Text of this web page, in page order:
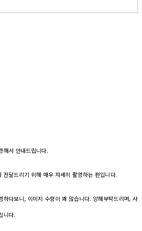
해서 안내드립니다.
전달드리기 위해 매우 자세히 촬영하는 편입니다.
하다보니, 이미지 수량이 꽤 많습니다. 양해부탁드리며, 사
니다.